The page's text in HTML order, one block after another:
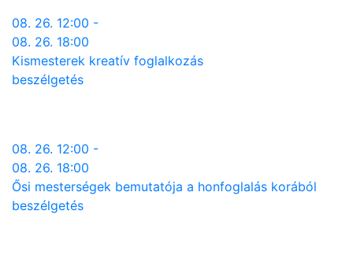
08. 26. 12:00 -
08. 26. 18:00
Kismesterek kreatív foglalkozás
beszélgetés
08. 26. 12:00 -
08. 26. 18:00
Ősi mesterségek bemutatója a honfoglalás korából
beszélgetés